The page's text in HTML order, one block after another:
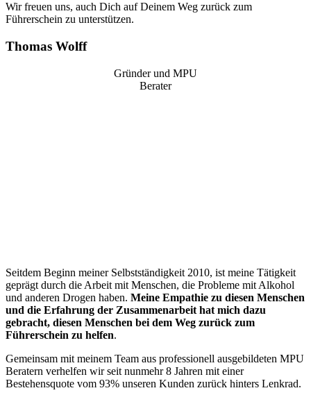
Wir freuen uns, auch Dich auf Deinem Weg zurück zum
Führerschein zu unterstützen.
Thomas Wolff
Gründer und MPU
Berater
Seitdem Beginn meiner Selbstständigkeit 2010, ist meine Tätigkeit
geprägt durch die Arbeit mit Menschen, die Probleme mit Alkohol
und anderen Drogen haben. Meine Empathie zu diesen Menschen
und die Erfahrung der Zusammenarbeit hat mich dazu
gebracht, diesen Menschen bei dem Weg zurück zum
Führerschein zu helfen.
Gemeinsam mit meinem Team aus professionell ausgebildeten MPU
Beratern verhelfen wir seit nunmehr 8 Jahren mit einer
Bestehensquote vom 93% unseren Kunden zurück hinters Lenkrad.